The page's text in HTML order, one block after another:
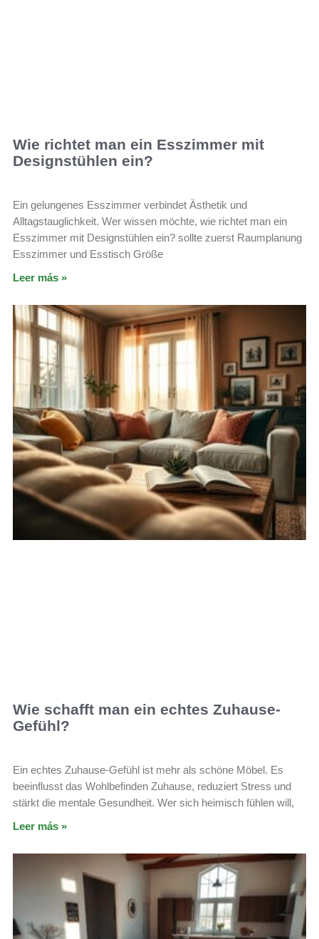
Wie richtet man ein Esszimmer mit
Designstühlen ein?
Ein gelungenes Esszimmer verbindet Ästhetik und
Alltagstauglichkeit. Wer wissen möchte, wie richtet man ein
Esszimmer mit Designstühlen ein? sollte zuerst Raumplanung
Esszimmer und Esstisch Größe
Leer más »
Wie schafft man ein echtes Zuhause-
Gefühl?
Ein echtes Zuhause-Gefühl ist mehr als schöne Möbel. Es
beeinflusst das Wohlbefinden Zuhause, reduziert Stress und
stärkt die mentale Gesundheit. Wer sich heimisch fühlen will,
Leer más »